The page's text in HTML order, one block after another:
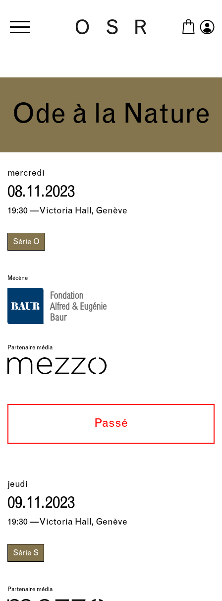
Ode à la Nature
mercredi
08.11.2023
19:30 — Victoria Hall, Genève
Série O
Mécène
Partenaire média
Passé
jeudi
09.11.2023
19:30 — Victoria Hall, Genève
Série S
Partenaire média